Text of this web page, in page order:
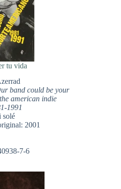
tu vida
band could be your
american indie
1991
solé
2001
7-6